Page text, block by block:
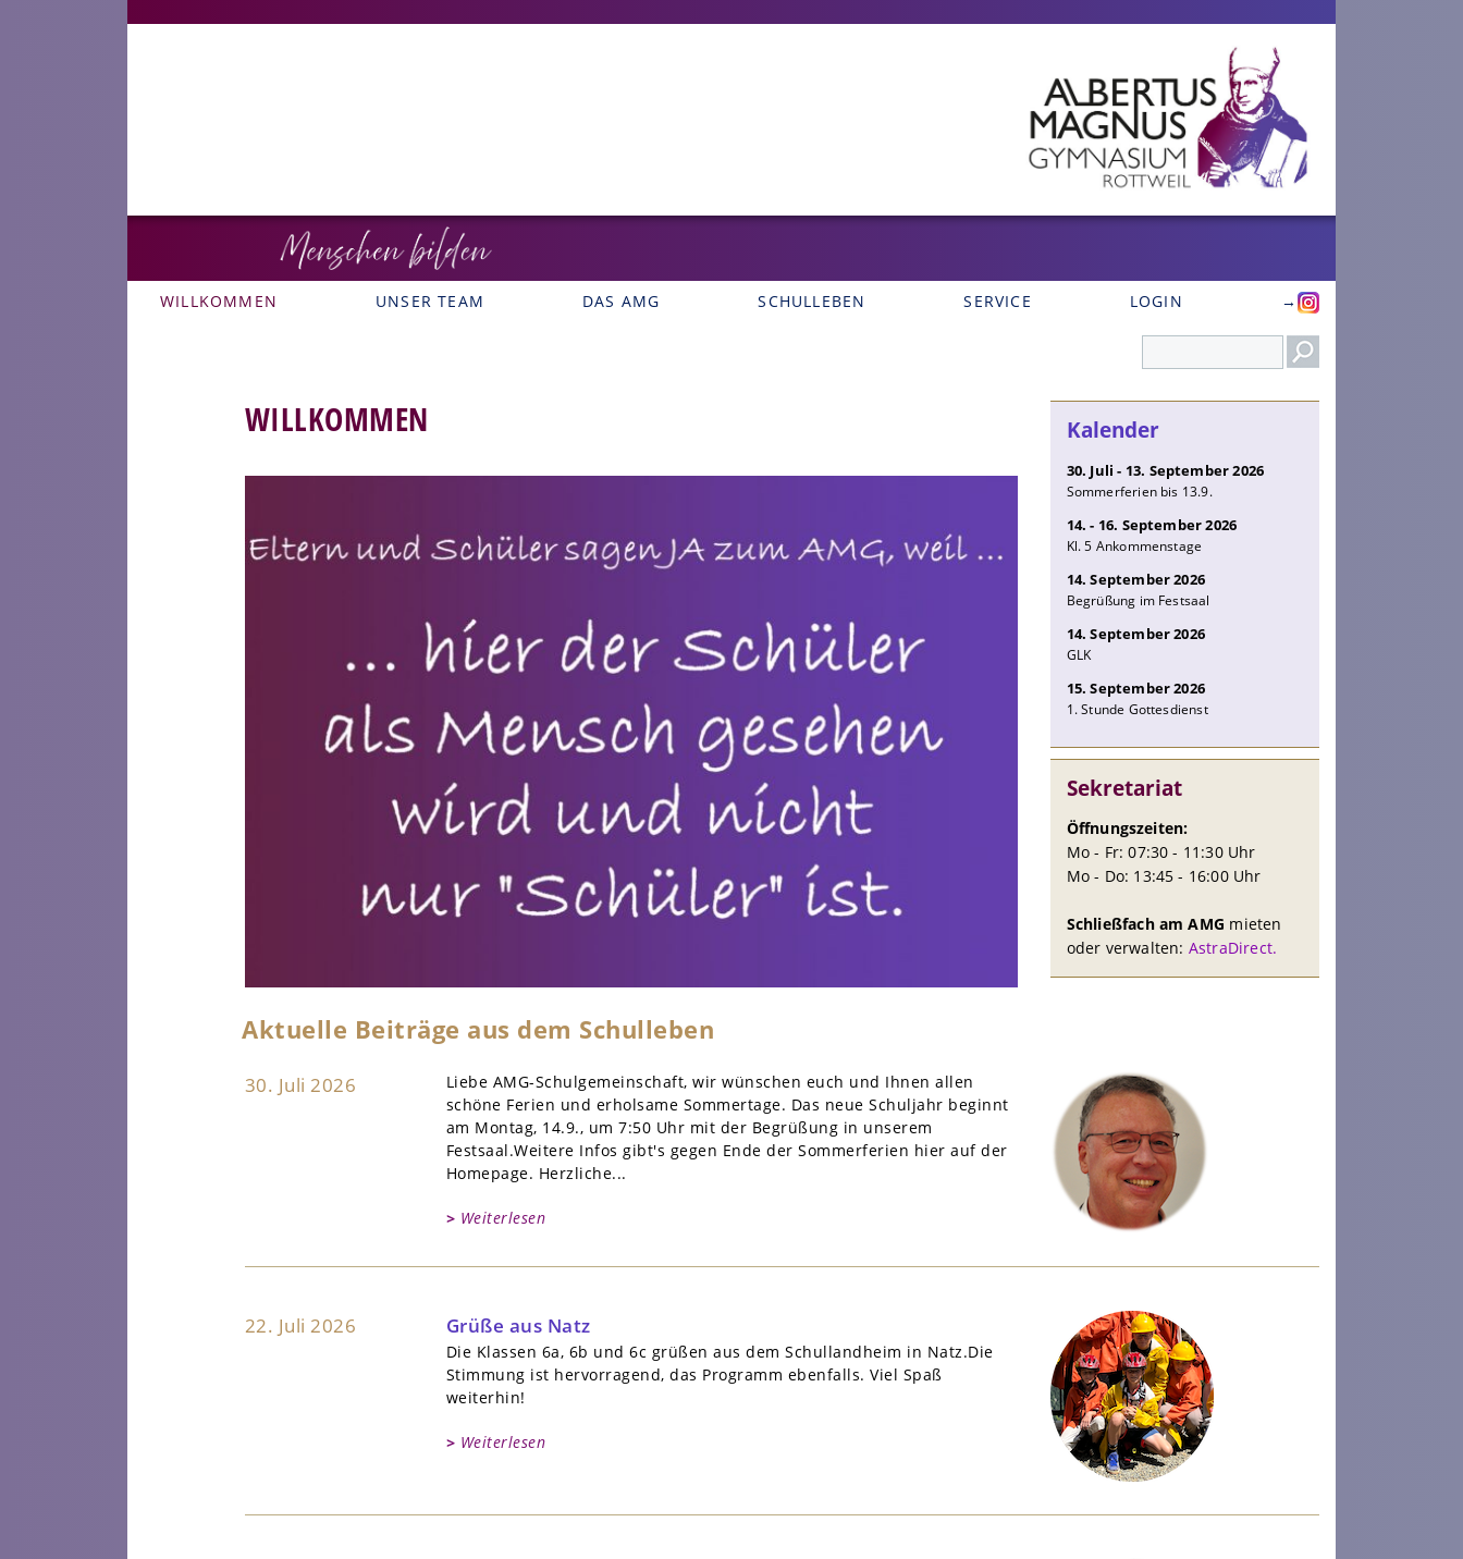
WILLKOMMEN UNSER TEAM DAS AMG SCHULLEBEN SERVICE LOGIN →
WILLKOMMEN Kalender
30. Juli - 13. September 2026
Sommerferien bis 13.9.
14. - 16. September 2026
Kl. 5 Ankommenstage
14. September 2026
Begrüßung im Festsaal
14. September 2026
GLK
15. September 2026
1. Stunde Gottesdienst
Sekretariat
Öffnungszeiten:
Mo - Fr: 07:30 - 11:30 Uhr
Mo - Do: 13:45 - 16:00 Uhr
Schließfach am AMG mieten
oder verwalten: AstraDirect.
Aktuelle Beiträge aus dem Schulleben
30. Juli 2026
Liebe AMG-Schulgemeinschaft, wir wünschen euch und Ihnen allen
schöne Ferien und erholsame Sommertage. Das neue Schuljahr beginnt
am Montag, 14.9., um 7:50 Uhr mit der Begrüßung in unserem
Festsaal.Weitere Infos gibt's gegen Ende der Sommerferien hier auf der
Homepage. Herzliche...
Weiterlesen
22. Juli 2026 Grüße aus Natz
Die Klassen 6a, 6b und 6c grüßen aus dem Schullandheim in Natz.Die
Stimmung ist hervorragend, das Programm ebenfalls. Viel Spaß
weiterhin!
Weiterlesen